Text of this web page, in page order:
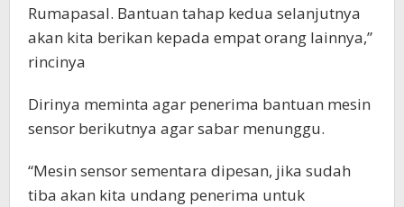
Rumapasal. Bantuan tahap kedua selanjutnya
akan kita berikan kepada empat orang lainnya,”
rincinya
Dirinya meminta agar penerima bantuan mesin
sensor berikutnya agar sabar menunggu.
“Mesin sensor sementara dipesan, jika sudah
tiba akan kita undang penerima untuk